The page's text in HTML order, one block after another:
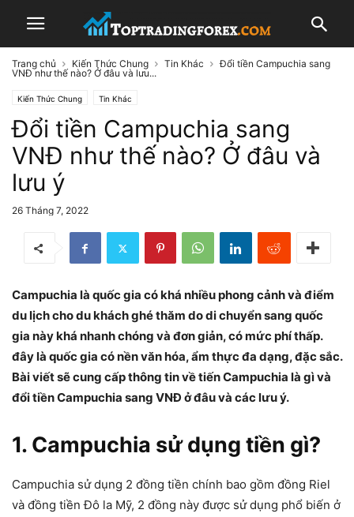
Trang chủ Kiến Thức Chung Tin Khác
Đổi tiền Campuchia sang
VNĐ như thế nào? Ở đâu và lưu...
Kiến Thức Chung Tin Khác
Đổi tiền Campuchia sang
VNĐ như thế nào? Ở đâu và
lưu ý
26 Tháng 7, 2022
Campuchia là quốc gia có khá nhiều phong cảnh và điểm
du lịch cho du khách ghé thăm do di chuyển sang quốc
gia này khá nhanh chóng và đơn giản, có mức phí thấp.
đây là quốc gia có nền văn hóa, ẩm thực đa dạng, đặc sắc.
Bài viết sẽ cung cấp thông tin về tiến Campuchia là gì và
đổi tiền Campuchia sang VNĐ ở đâu và các lưu ý.
1. Campuchia sử dụng tiền gì?
Campuchia sử dụng 2 đồng tiền chính bao gồm đồng Riel
và đồng tiền Đô la Mỹ, 2 đồng này được sử dụng phổ biến ở